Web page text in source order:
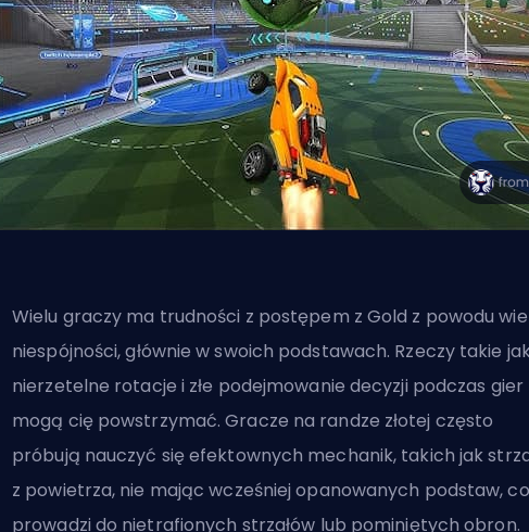
Wielu graczy ma trudności z postępem z Gold z powodu
niespójności,głównie w swoich podstawach. Rzeczy takie
nierzetelne rotacje i złe podejmowanie decyzji podczas gier
mogą cię powstrzymać. Gracze na randze złotej często
próbują nauczyć się efektownych mechanik, takich jak
z powietrza, nie mając wcześniej opanowanych podstaw, co
prowadzi do nietrafionych strzałów lub pominiętych obron.